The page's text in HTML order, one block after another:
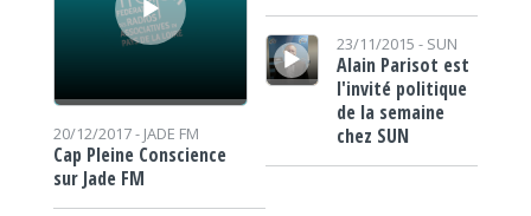
20/12/2017 - JADE FM
Cap Pleine Conscience
sur Jade FM
Lecteur audio
23/11/2015 - SUN
Alain Parisot est
l'invité politique
de la semaine
chez SUN